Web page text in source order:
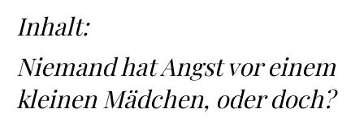
Inhalt:
Niemand hat Angst vor einem
kleinen Mädchen, oder doch?